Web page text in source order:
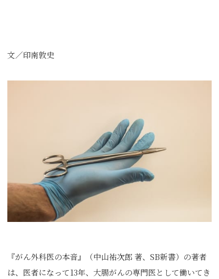
文／印南敦史
『がん外科医の本音』（中山祐次郎 著、SB新書）の著者
は、医者になって13年、大腸がんの専門医として働いてき